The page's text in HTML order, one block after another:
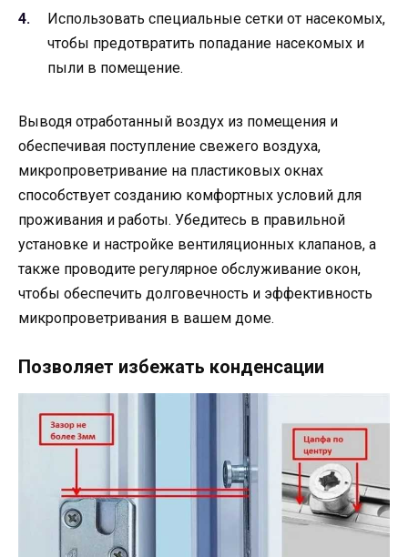
Использовать специальные сетки от насекомых,
чтобы предотвратить попадание насекомых и
пыли в помещение.
Выводя отработанный воздух из помещения и
обеспечивая поступление свежего воздуха,
микропроветривание на пластиковых окнах
способствует созданию комфортных условий для
проживания и работы. Убедитесь в правильной
установке и настройке вентиляционных клапанов, а
также проводите регулярное обслуживание окон,
чтобы обеспечить долговечность и эффективность
микропроветривания в вашем доме.
Позволяет избежать конденсации